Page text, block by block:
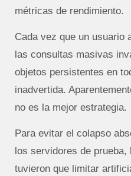
métricas de rendimiento.
Cada vez que un usuario
las consultas masivas
objetos persistentes en
inadvertida.
no es la mejor estrategia.
Para evitar el colapso
los servidores de
tuvieron que limitar